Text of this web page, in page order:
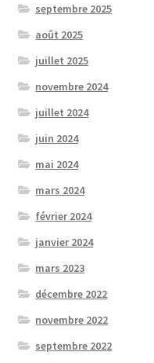
septembre 2025
août 2025
juillet 2025
novembre 2024
juillet 2024
juin 2024
mai 2024
mars 2024
février 2024
janvier 2024
mars 2023
décembre 2022
novembre 2022
septembre 2022